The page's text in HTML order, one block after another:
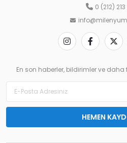
0 (212) 213
En son haberler, bildirimler ve
HEMEN